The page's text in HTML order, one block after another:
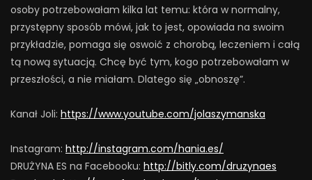
osoby potrzebowałam kilka lat temu: która w normalny,
przystępny sposób mówi, jak to jest, opowiada na swoim
przykładzie, pomaga się oswoić z chorobą, leczeniem i całą
tą nową sytuacją. Chcę być tym, kogo potrzebowałam w
przeszłości, a nie miałam. Dlatego się „obnoszę”.
Kanał Joli: https://www.youtube.com/jolaszymanska
Instagram: http://instagram.com/hania.es/
DRUŻYNA ES na Facebooku: http://bitly.com/druzynaes